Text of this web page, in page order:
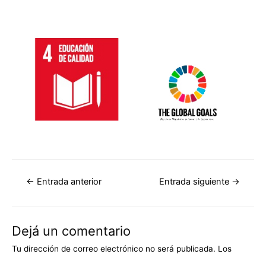
← Entrada anterior Entrada siguiente →
Dejá un comentario
Tu dirección de correo electrónico no será publicada. Los